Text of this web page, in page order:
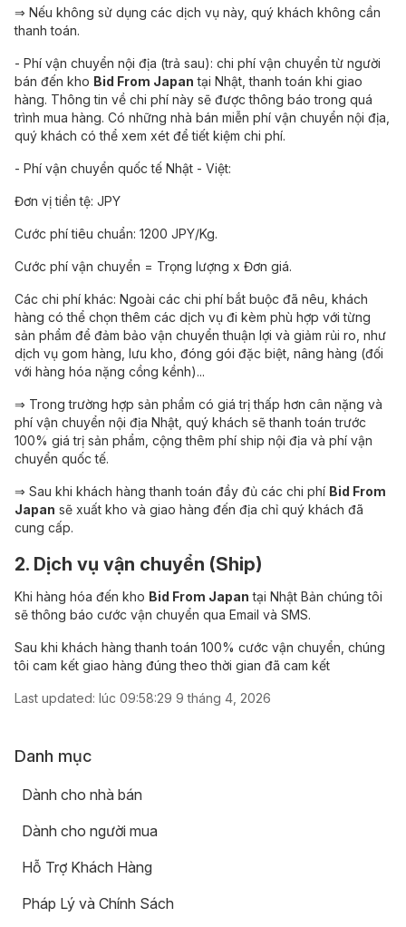
Danh mục
Dành cho nhà bán
Dành cho người mua
Hỗ Trợ Khách Hàng
Pháp Lý và Chính Sách
⇒ Nếu không sử dụng các dịch vụ này, quý khách không cần
thanh toán.
- Phí vận chuyển nội địa (trả sau): chi phí vận chuyển từ người
bán đến kho Bid From Japan tại Nhật, thanh toán khi giao
hàng. Thông tin về chi phí này sẽ được thông báo trong quá
trình mua hàng. Có những nhà bán miễn phí vận chuyển nội địa,
quý khách có thể xem xét để tiết kiệm chi phí.
- Phí vận chuyển quốc tế Nhật - Việt:
Đơn vị tiền tệ: JPY
Cước phí tiêu chuẩn: 1200 JPY/Kg.
Cước phí vận chuyển = Trọng lượng x Đơn giá.
Các chi phí khác: Ngoài các chi phí bắt buộc đã nêu, khách
hàng có thể chọn thêm các dịch vụ đi kèm phù hợp với từng
sản phẩm để đảm bảo vận chuyển thuận lợi và giảm rủi ro, như
dịch vụ gom hàng, lưu kho, đóng gói đặc biệt, nâng hàng (đối
với hàng hóa nặng cồng kềnh)...
⇒ Trong trường hợp sản phẩm có giá trị thấp hơn cân nặng và
phí vận chuyển nội địa Nhật, quý khách sẽ thanh toán trước
100% giá trị sản phẩm, cộng thêm phí ship nội địa và phí vận
chuyển quốc tế.
⇒ Sau khi khách hàng thanh toán đầy đủ các chi phí Bid From
Japan sẽ xuất kho và giao hàng đến địa chỉ quý khách đã
cung cấp.
2. Dịch vụ vận chuyển (Ship)
Khi hàng hóa đến kho Bid From Japan tại Nhật Bản chúng tôi
sẽ thông báo cước vận chuyển qua Email và SMS.
Sau khi khách hàng thanh toán 100% cước vận chuyển, chúng
tôi cam kết giao hàng đúng theo thời gian đã cam kết
Last updated: lúc 09:58:29 9 tháng 4, 2026